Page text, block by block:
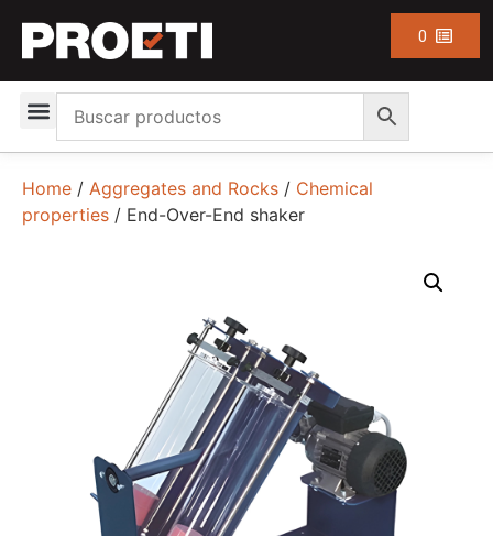
0
Home / Aggregates and Rocks / Chemical
properties / End-Over-End shaker